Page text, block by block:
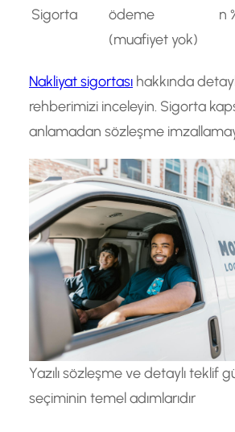
Sigorta
ödeme
(muafiyet yok)
n
Nakliyat sigortası hakkında
rehberimizi inceleyin. Sigorta
anlamadan sözleşme
Yazılı sözleşme ve detaylı teklif
seçiminin temel adımlarıdır